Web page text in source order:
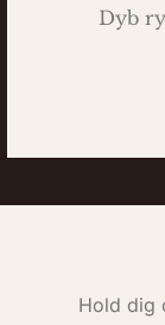
Dyb
Hold dig